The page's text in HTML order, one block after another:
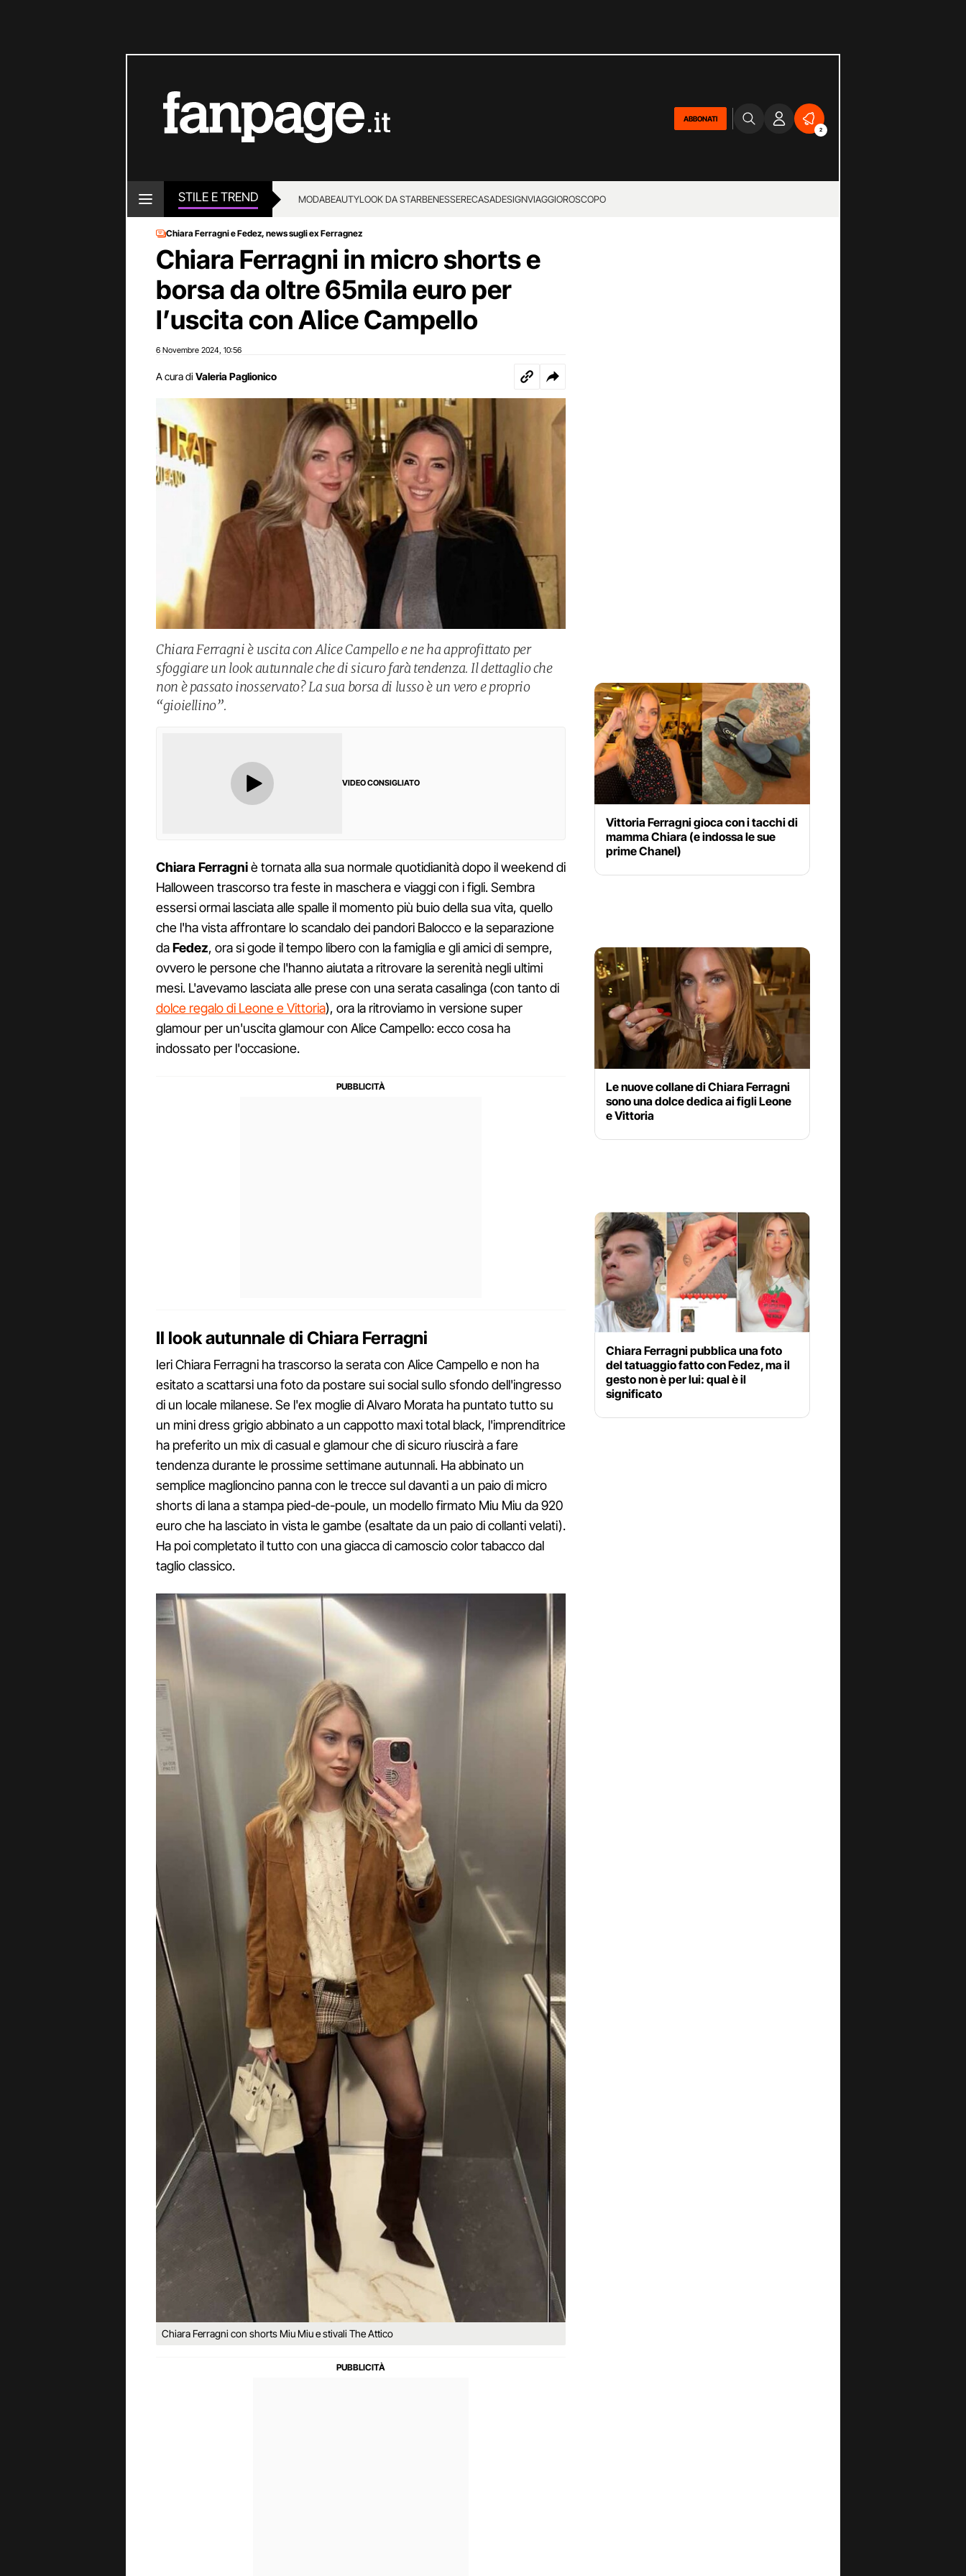
ABBONATI
2
STILE E TREND MODABEAUTYLOOK DA STARBENESSERECASADESIGNVIAGGIOROSCOPO
Chiara Ferragni e Fedez, news sugli ex Ferragnez
Chiara Ferragni in micro shorts e
borsa da oltre 65mila euro per
l’uscita con Alice Campello
6 Novembre 2024 10:56
A cura di Valeria Paglionico
Chiara Ferragni è uscita con Alice Campello e ne ha approfittato per
sfoggiare un look autunnale che di sicuro farà tendenza. Il dettaglio che
non è passato inosservato? La sua borsa di lusso è un vero e proprio
“gioiellino”.
VIDEO CONSIGLIATO
Chiara Ferragniè tornata alla sua normale quotidianità dopo il weekend di
Halloween trascorso tra feste in maschera e viaggi con i figli. Sembra
essersi ormai lasciata alle spalle il momento più buio della sua vita, quello
che l'ha vista affrontare lo scandalo dei pandori Balocco e la separazione
daFedez, ora si gode il tempo libero con la famiglia e gli amici di sempre,
ovvero le persone che l'hanno aiutata a ritrovare la serenità negli ultimi
mesi. L'avevamo lasciata alle prese con una serata casalinga (con tanto di
dolce regalo di Leone e Vittoria), ora la ritroviamo in versione super
glamour per un'uscita glamour con Alice Campello: ecco cosa ha
indossato per l'occasione.
Il look autunnale di Chiara Ferragni
Ieri Chiara Ferragni ha trascorso la serata con Alice Campello e non ha
esitato a scattarsi una foto da postare sui social sullo sfondo dell'ingresso
di un locale milanese. Se l'ex moglie di Alvaro Morata ha puntato tutto su
un mini dress grigio abbinato a un cappotto maxi total black, l'imprenditrice
ha preferito un mix di casual e glamour che di sicuro riuscirà a fare
tendenza durante le prossime settimane autunnali. Ha abbinato un
semplice maglioncino panna con le trecce sul davanti a un paio di micro
shorts di lana a stampa pied-de-poule, un modello firmato Miu Miu da 920
euro che ha lasciato in vista le gambe (esaltate da un paio di collanti velati).
Ha poi completato il tutto con una giacca di camoscio color tabacco dal
taglio classico.
Chiara Ferragni con shorts Miu Miu e stivali The Attico
Vittoria Ferragni gioca con i tacchi di
mamma Chiara (e indossa le sue
prime Chanel)
Le nuove collane di Chiara Ferragni
sono una dolce dedica ai figli Leone
e Vittoria
Chiara Ferragni pubblica una foto
del tatuaggio fatto con Fedez, ma il
gesto non è per lui: qual è il
significato